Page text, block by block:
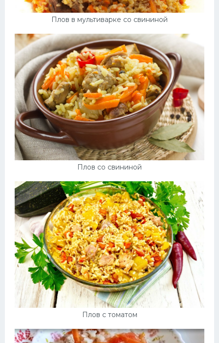
Плов в мультиварке со свининой
Плов со свининой
Плов с томатом